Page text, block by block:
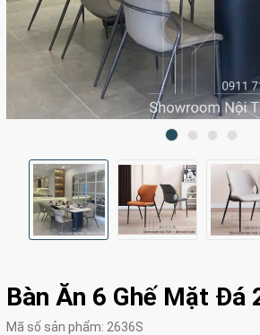
Bàn Ăn 6 Ghế Mặt Đá
Mã số sản phẩm: 2636S